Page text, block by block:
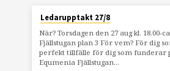
Ledarupptakt 27/8
När? Torsdagen den 27 aug kl. 18.00-
Fjällstugan plan 3 För vem? För dig
perfekt tillfälle för dig som funderar
Equmenia Fjällstugan…